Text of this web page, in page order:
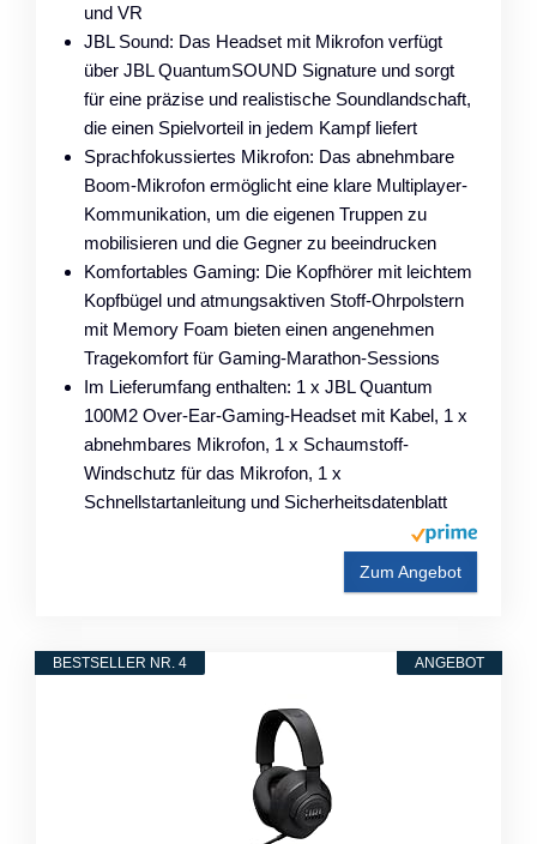
und VR
JBL Sound: Das Headset mit Mikrofon verfügt
über JBL QuantumSOUND Signature und sorgt
für eine präzise und realistische Soundlandschaft,
die einen Spielvorteil in jedem Kampf liefert
Sprachfokussiertes Mikrofon: Das abnehmbare
Boom-Mikrofon ermöglicht eine klare Multiplayer-
Kommunikation, um die eigenen Truppen zu
mobilisieren und die Gegner zu beeindrucken
Komfortables Gaming: Die Kopfhörer mit leichtem
Kopfbügel und atmungsaktiven Stoff-Ohrpolstern
mit Memory Foam bieten einen angenehmen
Tragekomfort für Gaming-Marathon-Sessions
Im Lieferumfang enthalten: 1 x JBL Quantum
100M2 Over-Ear-Gaming-Headset mit Kabel, 1 x
abnehmbares Mikrofon, 1 x Schaumstoff-
Windschutz für das Mikrofon, 1 x
Schnellstartanleitung und Sicherheitsdatenblatt
Zum Angebot
ANGEBOT
BESTSELLER NR. 4